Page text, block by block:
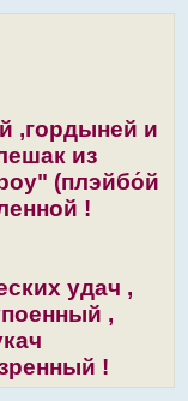
,гордыней и
из
(плэйбо́й
!
удач ,
,
!